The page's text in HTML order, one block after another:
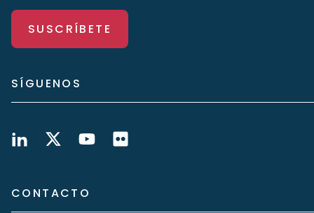
SUSCRÍBETE
SÍGUENOS
CONTACTO